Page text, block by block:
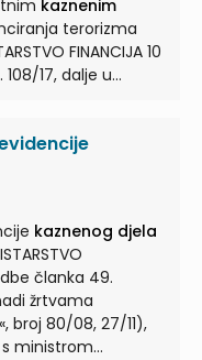
kaznenim
terorizma
FINANCIJA 10
OKAZNENOM DJELU
pokrenuta istraga,
odluka za
evidencije kaznenog djela
članka 49.
žrtvama
broj 80/08, 27/11),
ministrom